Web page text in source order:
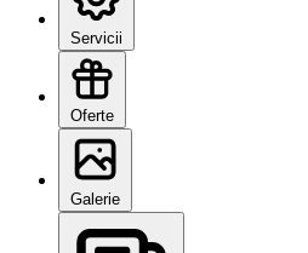
Servicii
Oferte
Galerie